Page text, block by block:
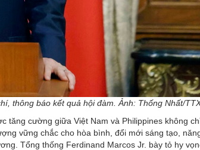
thông báo kết quả hội đàm. Ảnh: Thống Nhất/
tăng cường giữa Việt Nam và Philippines không
vững chắc cho hòa bình, đổi mới sáng tạo,
Tổng thống Ferdinand Marcos Jr. bày tỏ hy